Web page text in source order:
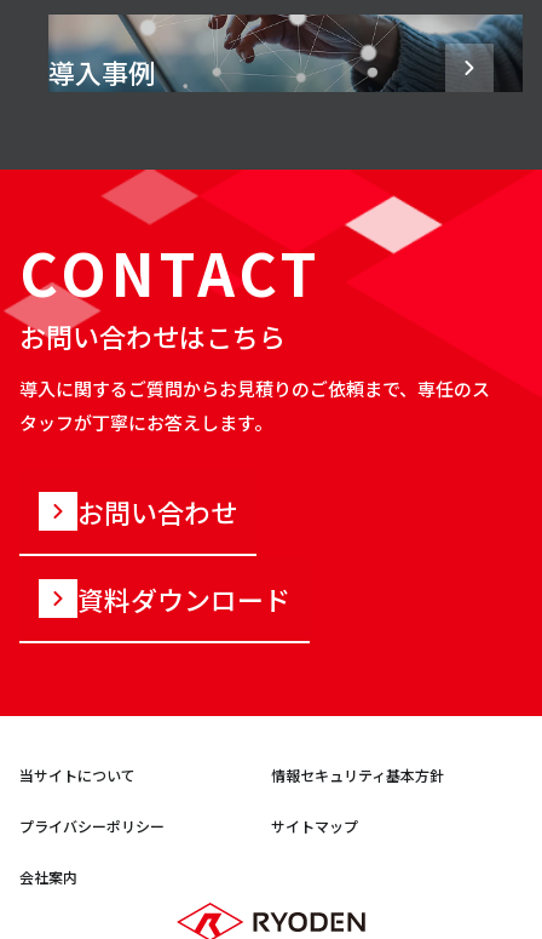
導入事例
CONTACT
お問い合わせはこちら
導入に関するご質問からお見積りのご依頼まで、専任のス
タッフが丁寧にお答えします。
お問い合わせ
資料ダウンロード
当サイトについて 情報セキュリティ基本方針
プライバシーポリシー サイトマップ
会社案内